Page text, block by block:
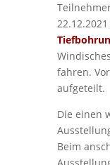
fahren.
aufgeteilt.
Die einen
Beim